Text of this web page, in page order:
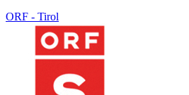
ORF - Tirol